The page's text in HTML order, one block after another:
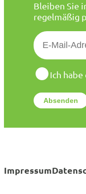
Bleiben Sie
regelmäßig
E
-
M
a
l
*
D
t
e
z
Ich habe
Impressum